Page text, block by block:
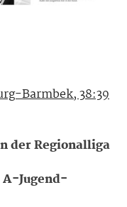
Barmbek, 38:39
der Regionalliga
Jugend-